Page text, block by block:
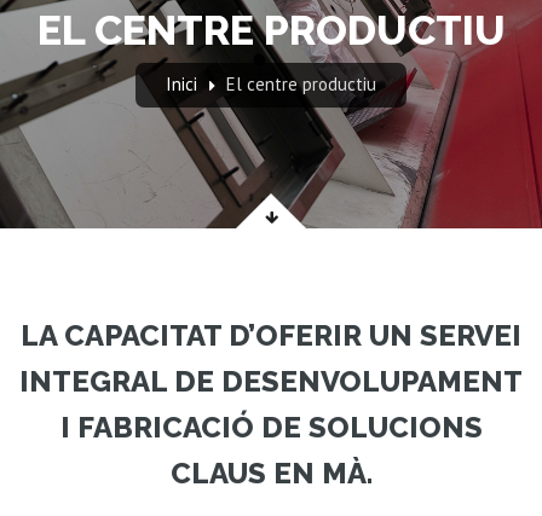
EL CENTRE PRODUCTIU
Inici El centre productiu
LA CAPACITAT D’OFERIR UN SERVEI
INTEGRAL DE DESENVOLUPAMENT
I FABRICACIÓ DE SOLUCIONS
CLAUS EN MÀ.